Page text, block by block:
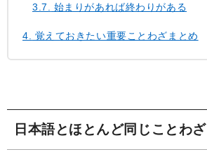
3.7. 始まりがあれば終わりがある
4. 覚えておきたい重要ことわざまとめ
日本語とほとんど同じことわざ